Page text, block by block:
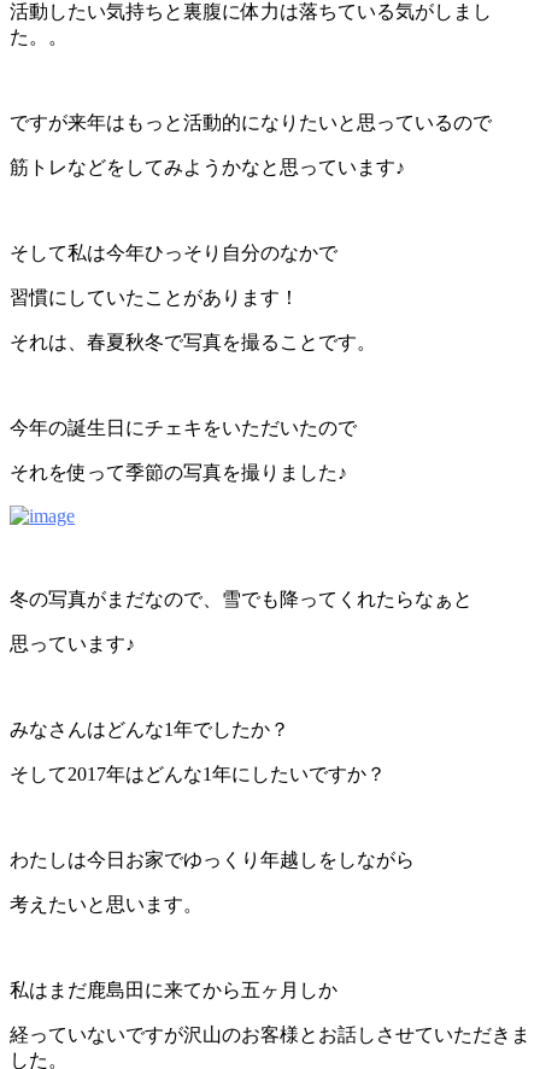
活動したい気持ちと裏腹に体力は落ちている気がしまし
た。。
ですが来年はもっと活動的になりたいと思っているので
筋トレなどをしてみようかなと思っています♪
そして私は今年ひっそり自分のなかで
習慣にしていたことがあります！
それは、春夏秋冬で写真を撮ることです。
今年の誕生日にチェキをいただいたので
それを使って季節の写真を撮りました♪
冬の写真がまだなので、雪でも降ってくれたらなぁと
思っています♪
みなさんはどんな1年でしたか？
そして2017年はどんな1年にしたいですか？
わたしは今日お家でゆっくり年越しをしながら
考えたいと思います。
私はまだ鹿島田に来てから五ヶ月しか
経っていないですが沢山のお客様とお話しさせていただきま
した。